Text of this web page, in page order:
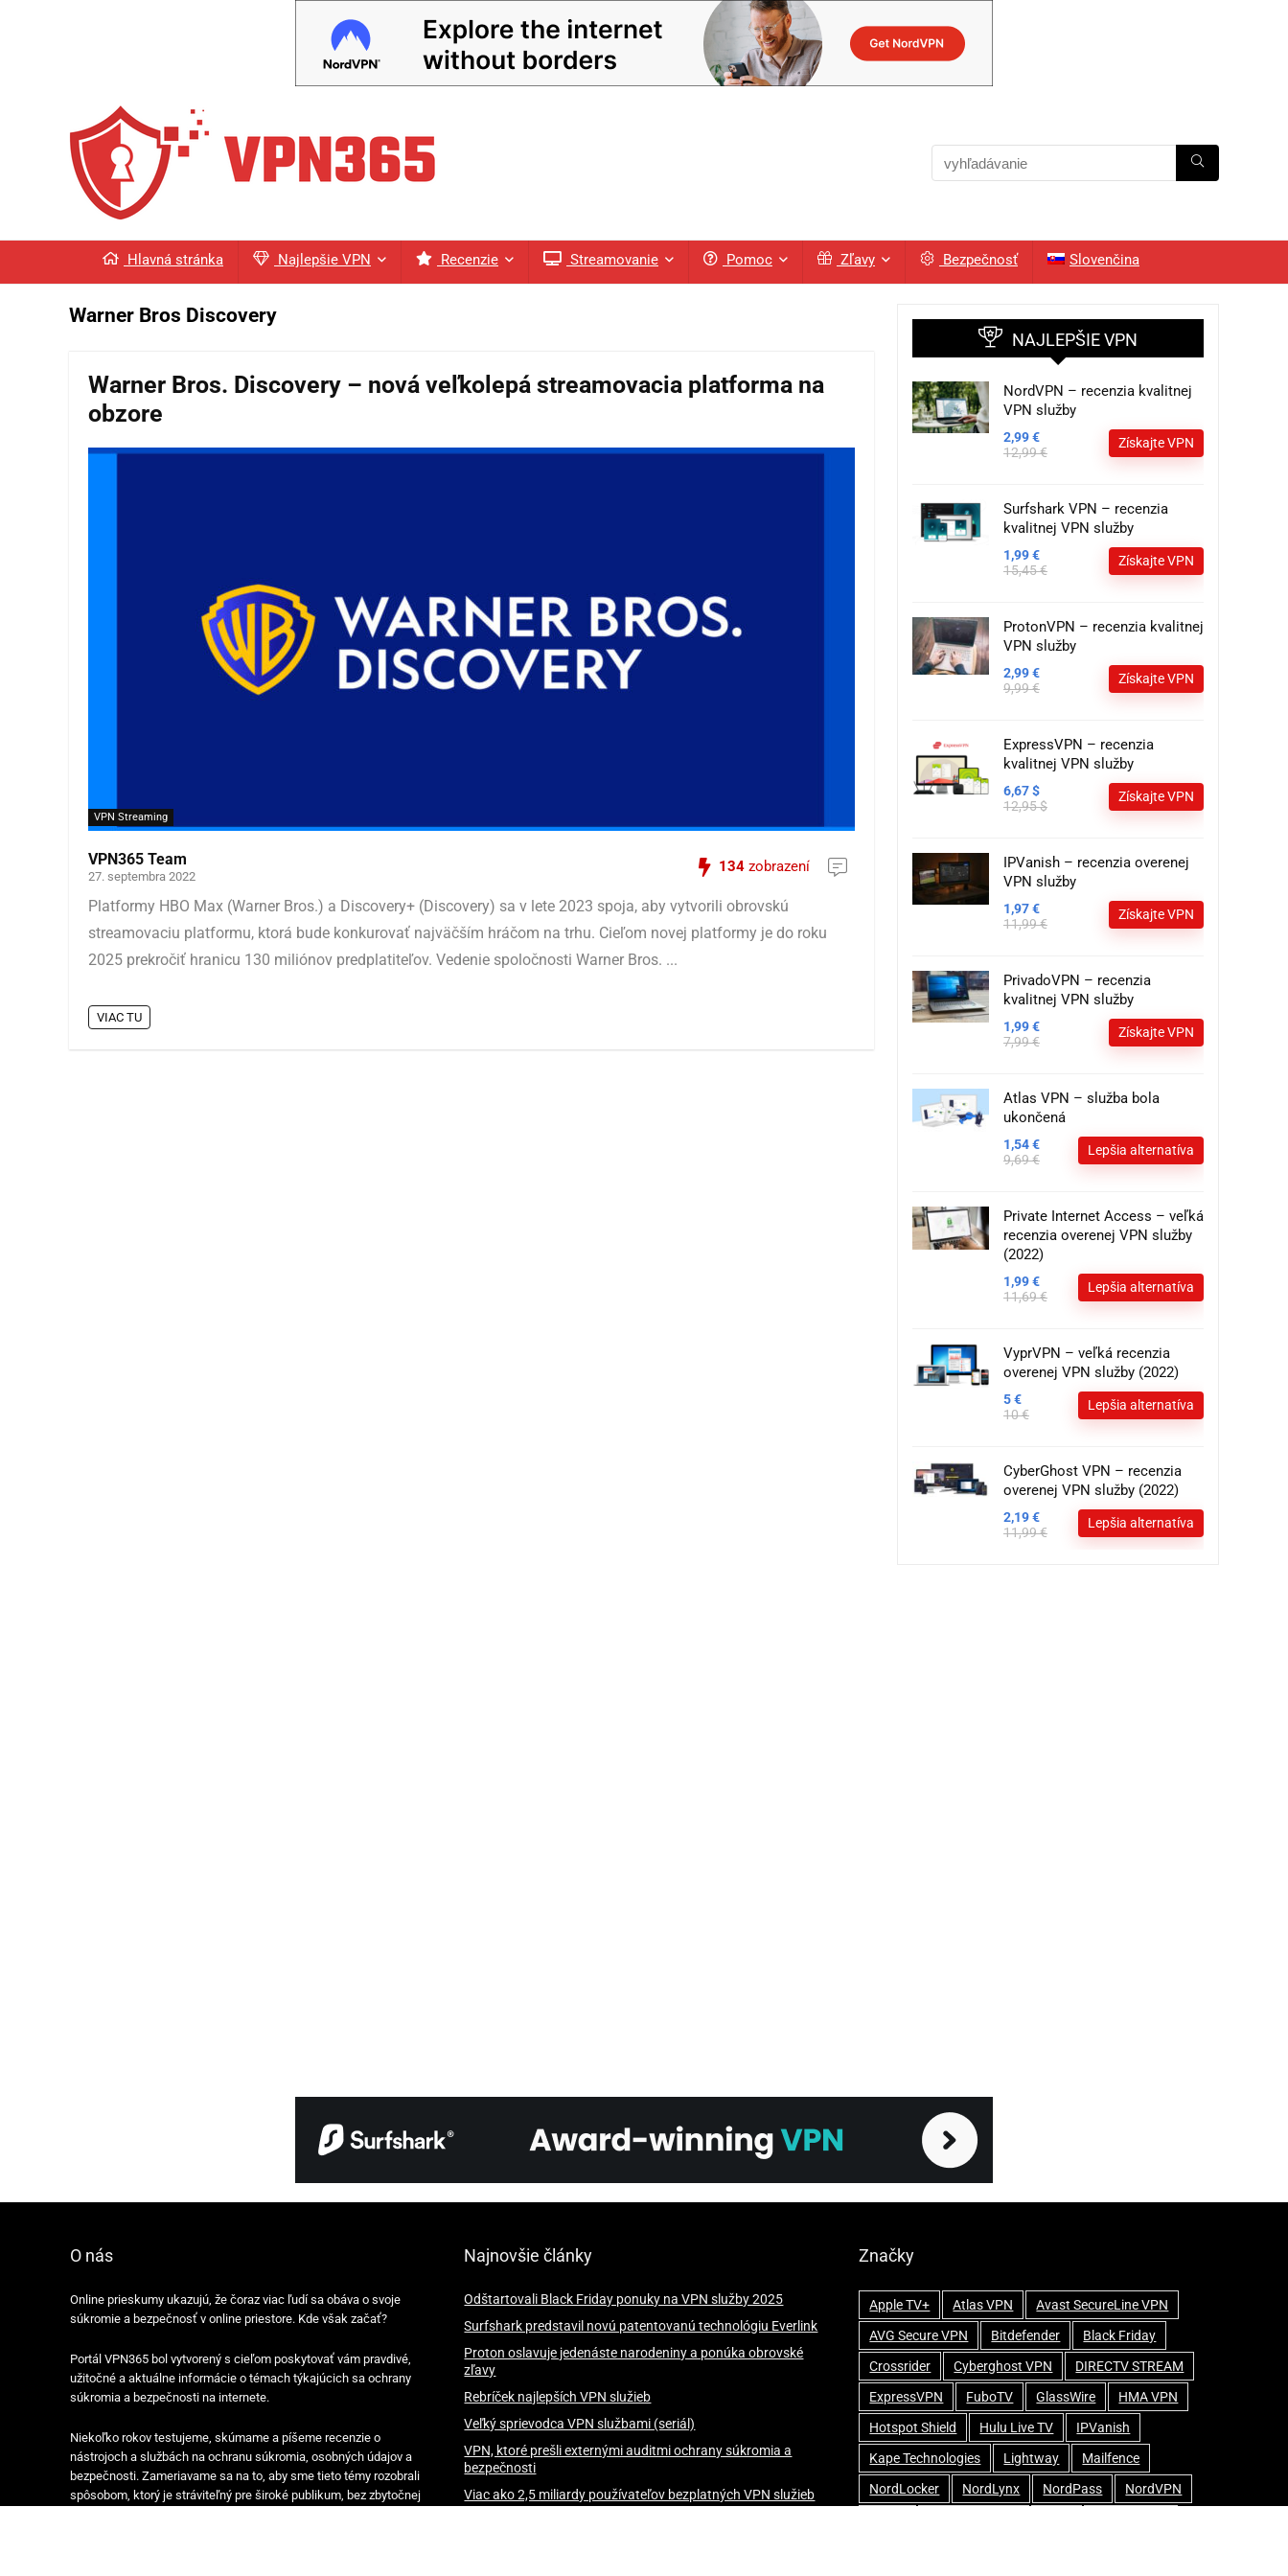
Hlavná stránka Najlepšie VPN Recenzie Streamovanie Pomoc Zľavy Bezpečnosť Slovenčina
Warner Bros Discovery
Warner Bros. Discovery – nová veľkolepá streamovacia platforma na
obzore
VPN Streaming
VPN365 Team
27. septembra 2022
134 zobrazení
Platformy HBO Max (Warner Bros.) a Discovery+ (Discovery) sa v lete 2023 spoja, aby vytvorili obrovskú
streamovaciu platformu, ktorá bude konkurovať najväčším hráčom na trhu. Cieľom novej platformy je do roku
2025 prekročiť hranicu 130 miliónov predplatiteľov. Vedenie spoločnosti Warner Bros. ...
VIAC TU
NAJLEPŠIE VPN
NordVPN – recenzia kvalitnej
VPN služby
2,99 €
12,99 €
Získajte VPN
Surfshark VPN – recenzia
kvalitnej VPN služby
1,99 €
15,45 €
Získajte VPN
ProtonVPN – recenzia kvalitnej
VPN služby
2,99 €
9,99 €
Získajte VPN
ExpressVPN – recenzia
kvalitnej VPN služby
6,67 $
12,95 $
Získajte VPN
IPVanish – recenzia overenej
VPN služby
1,97 €
11,99 €
Získajte VPN
PrivadoVPN – recenzia
kvalitnej VPN služby
1,99 €
7,99 €
Získajte VPN
Atlas VPN – služba bola
ukončená
1,54 €
9,69 €
Lepšia alternatíva
Private Internet Access – veľká
recenzia overenej VPN služby
(2022)
1,99 €
11,69 €
Lepšia alternatíva
VyprVPN – veľká recenzia
overenej VPN služby (2022)
5 €
10 €
Lepšia alternatíva
CyberGhost VPN – recenzia
overenej VPN služby (2022)
2,19 €
11,99 €
Lepšia alternatíva
O nás
Online prieskumy ukazujú, že čoraz viac ľudí sa obáva o svoje
súkromie a bezpečnosť v online priestore. Kde však začať?
Portál VPN365 bol vytvorený s cieľom poskytovať vám pravdivé,
užitočné a aktuálne informácie o témach týkajúcich sa ochrany
súkromia a bezpečnosti na internete.
Niekoľko rokov testujeme, skúmame a píšeme recenzie o
nástrojoch a službách na ochranu súkromia, osobných údajov a
bezpečnosti. Zameriavame sa na to, aby sme tieto témy rozobrali
spôsobom, ktorý je stráviteľný pre široké publikum, bez zbytočnej
Najnovšie články
Odštartovali Black Friday ponuky na VPN služby 2025
Surfshark predstavil novú patentovanú technológiu Everlink
Proton oslavuje jedenáste narodeniny a ponúka obrovské
zľavy
Rebríček najlepších VPN služieb
Veľký sprievodca VPN službami (seriál)
VPN, ktoré prešli externými auditmi ochrany súkromia a
bezpečnosti
Viac ako 2,5 miliardy používateľov bezplatných VPN služieb
na systéme Android je vystavených riziku úniku údajov
Značky
Apple TV+ Atlas VPN
Avast SecureLine VPN
AVG Secure VPN
Bitdefender
Black Friday
Crossrider
Cyberghost VPN
DIRECTV STREAM
ExpressVPN
FuboTV GlassWire
HMA VPN
Hotspot Shield
Hulu Live TV
IPVanish
Kape Technologies
Lightway
Mailfence
NordLocker
NordLynx NordPass
NordVPN